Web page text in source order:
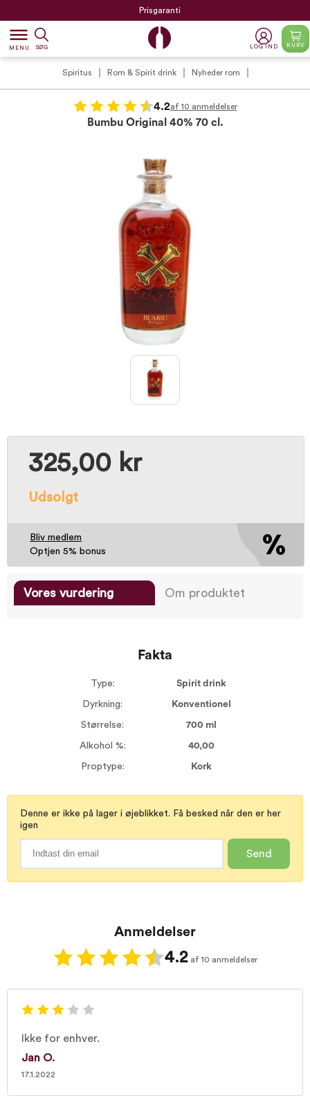
Prisgaranti
dehaze
MENU SØG LOG IND KURV
Spiritus Rom & Spirit drink Nyheder rom
4.2af 10 anmeldelser
Bumbu Original 40% 70 cl.
325,00 kr
Udsolgt
Bliv medlem
Optjen 5% bonus
Vores vurdering Om produktet
Fakta
Type: Spirit drink
Dyrkning: Konventionel
Størrelse: 700 ml
Alkohol %: 40,00
Proptype: Kork
Denne er ikke på lager i øjeblikket. Få besked når den er her
igen
Send
Anmeldelser
4.2 af 10 anmeldelser
Ikke for enhver.
Jan O.
17.1.2022